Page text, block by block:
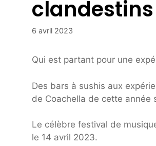
6 avril 2023
Qui est partant pour une
Des bars à sushis aux
de Coachella de cette année
Le célèbre festival de
le 14 avril 2023.